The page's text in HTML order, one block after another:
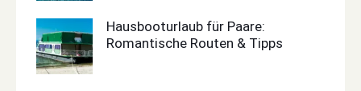
Hausbooturlaub für Paare:
Romantische Routen & Tipps